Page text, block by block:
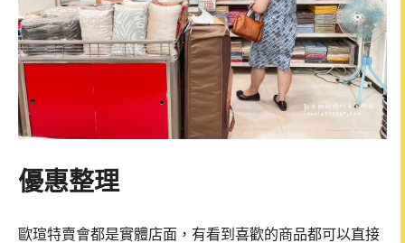
優惠整理
歐瑄特賣會都是實體店面，有看到喜歡的商品都可以直接